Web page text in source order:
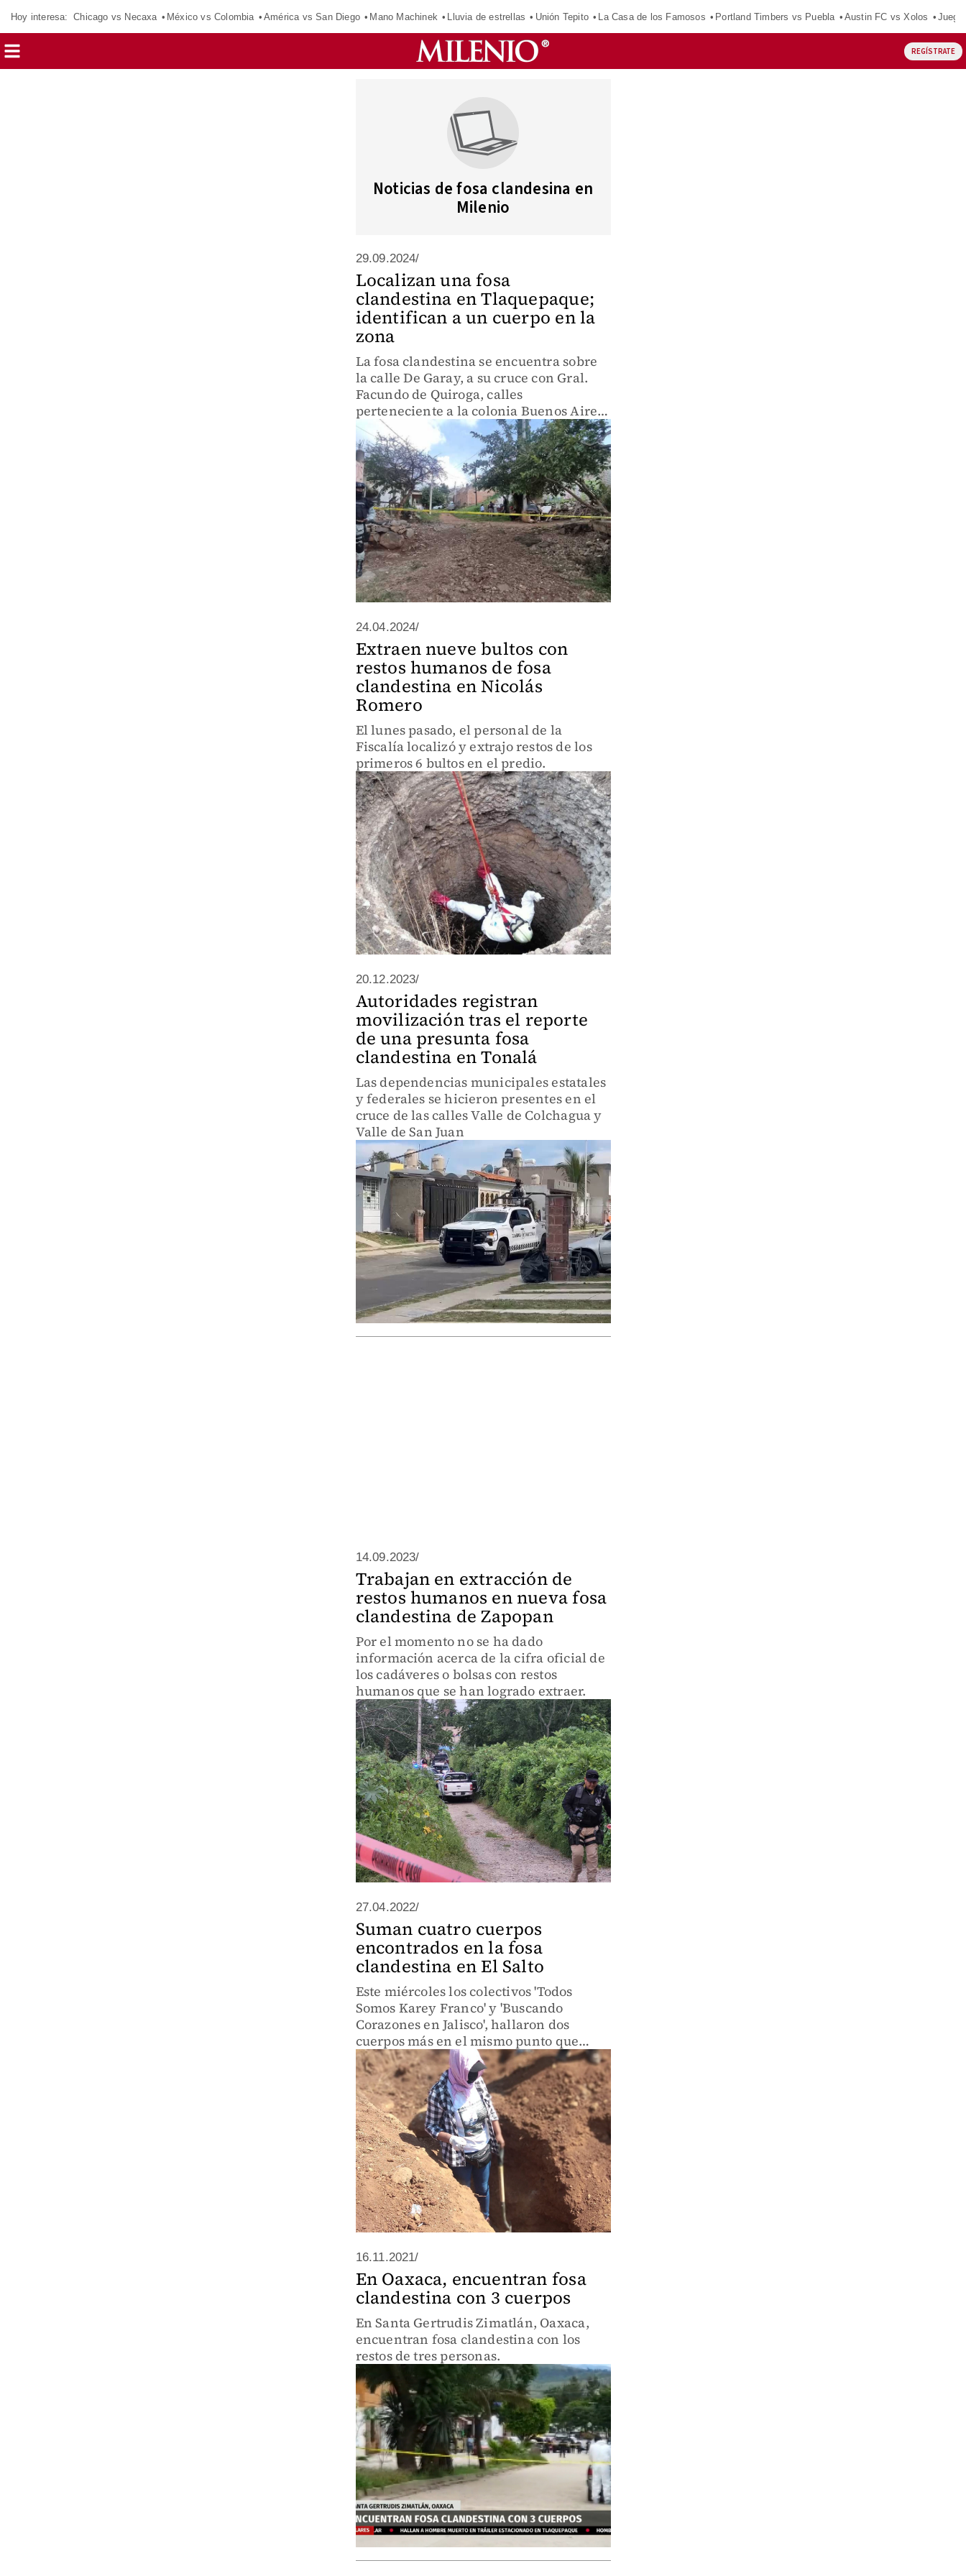
Hoy interesa: Chicago vs Necaxa México vs Colombia América vs San Diego Mano Machinek Lluvia de estrellas Unión Tepito La Casa de los Famosos Portland Timbers vs Puebla Austin FC vs Xolos
REGÍSTRATE
Noticias de fosa clandesina en
Milenio
29.09.2024/
Localizan una fosa
clandestina en Tlaquepaque;
identifican a un cuerpo en la
zona
La fosa clandestina se encuentra sobre
la calle De Garay, a su cruce con Gral.
Facundo de Quiroga, calles
perteneciente a la colonia Buenos Aires
del municipio de San Pedro
Tlaquepaque.
24.04.2024/
Extraen nueve bultos con
restos humanos de fosa
clandestina en Nicolás
Romero
El lunes pasado, el personal de la
Fiscalía localizó y extrajo restos de los
primeros 6 bultos en el predio.
20.12.2023/
Autoridades registran
movilización tras el reporte
de una presunta fosa
clandestina en Tonalá
Las dependencias municipales estatales
y federales se hicieron presentes en el
cruce de las calles Valle de Colchagua y
Valle de San Juan
14.09.2023/
Trabajan en extracción de
restos humanos en nueva fosa
clandestina de Zapopan
Por el momento no se ha dado
información acerca de la cifra oficial de
los cadáveres o bolsas con restos
humanos que se han logrado extraer.
27.04.2022/
Suman cuatro cuerpos
encontrados en la fosa
clandestina en El Salto
Este miércoles los colectivos 'Todos
Somos Karey Franco' y 'Buscando
Corazones en Jalisco', hallaron dos
cuerpos más en el mismo punto que
había sido localizado un cuerpo el
pasado lunes 25 de abril.
16.11.2021/
En Oaxaca, encuentran fosa
clandestina con 3 cuerpos
En Santa Gertrudis Zimatlán, Oaxaca,
encuentran fosa clandestina con los
restos de tres personas.